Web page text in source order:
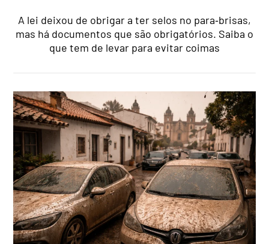
A lei deixou de obrigar a ter selos no para‑brisas,
mas há documentos que são obrigatórios. Saiba o
que tem de levar para evitar coimas